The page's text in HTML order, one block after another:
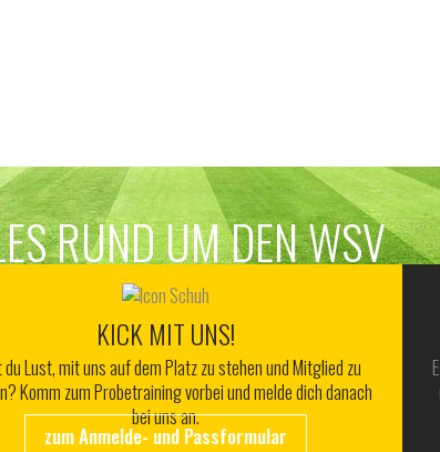
RUND UM DEN WSV
KICK MIT UNS!
Lust, mit uns auf dem Platz zu stehen und Mitglied zu
Komm zum Probetraining vorbei und melde dich danach
bei uns an.
zum Anmelde- und Passformular